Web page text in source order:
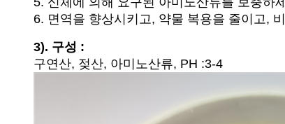
6. 면역을 향상시키고, 약물 복용을 줄이고,
3). 구성 :
구연산, 젖산, 아미노산류, PH :3-4